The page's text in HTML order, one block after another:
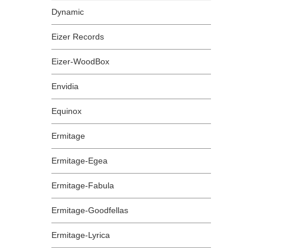
Dynamic
Eizer Records
Eizer-WoodBox
Envidia
Equinox
Ermitage
Ermitage-Egea
Ermitage-Fabula
Ermitage-Goodfellas
Ermitage-Lyrica